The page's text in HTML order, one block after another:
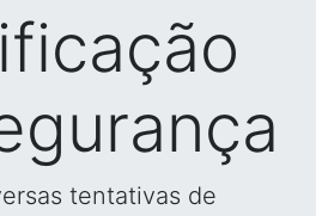
tentativas de